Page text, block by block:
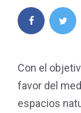
Con el
favor del
espacios